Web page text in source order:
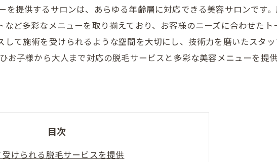
提供するサロンは、あらゆる年齢層に対応できる美容サロンです
ど多彩なメニューを取り揃えており、お客様のニーズに合わせたト
て施術を受けられるような空間を大切にし、技術力を磨いたスタ
お子様から大人まで対応の脱毛サービスと多彩な美容メニューを提
目次
けられる脱毛サービスを提供